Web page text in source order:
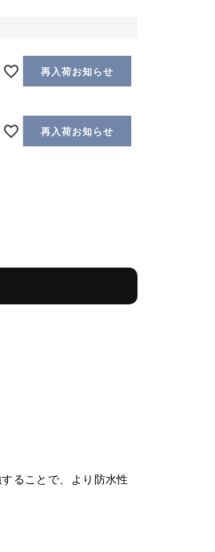
再入荷お知らせ
再入荷お知らせ
ることで、より防水性